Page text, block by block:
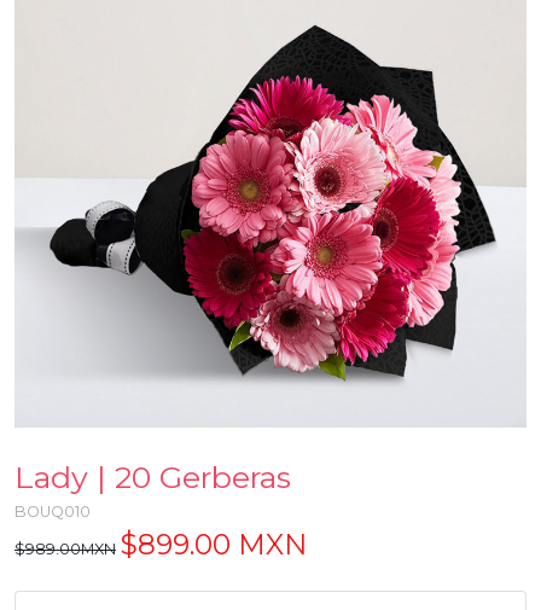
Lady | 20 Gerberas
BOUQ010
$989.00MXN $899.00 MXN